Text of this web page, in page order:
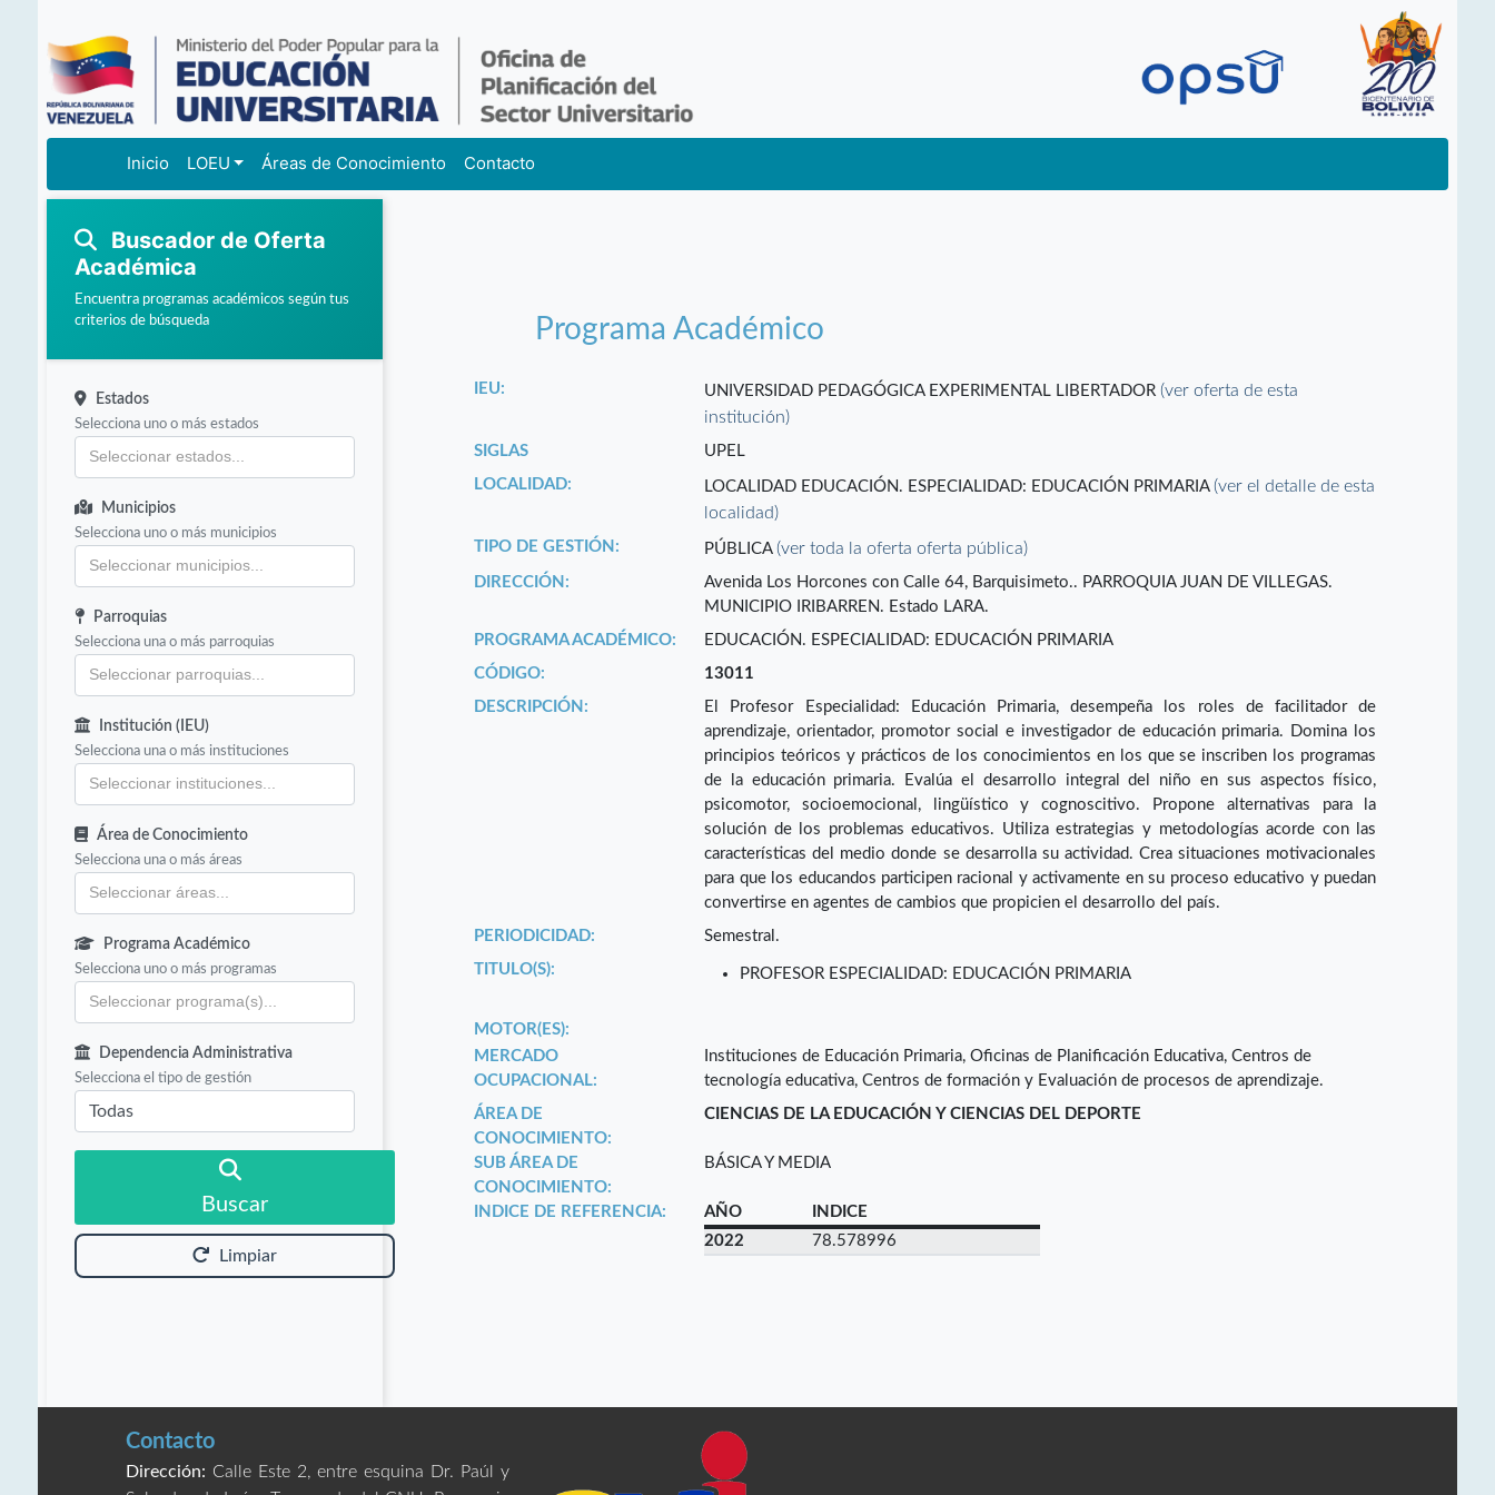
Inicio LOEU Áreas de Conocimiento Contacto
Buscador de Oferta
Académica
Encuentra programas académicos según tus
criterios de búsqueda
Estados
Selecciona uno o más estados
Municipios
Selecciona uno o más municipios
Parroquias
Selecciona una o más parroquias
Institución (IEU)
Selecciona una o más instituciones
Área de Conocimiento
Selecciona una o más áreas
Programa Académico
Selecciona uno o más programas
Dependencia Administrativa
Selecciona el tipo de gestión
Buscar
Limpiar
Programa Académico
IEU: UNIVERSIDAD PEDAGÓGICA EXPERIMENTAL LIBERTADOR(ver oferta de esta
institución)
SIGLAS
UPEL
LOCALIDAD:
LOCALIDAD EDUCACIÓN. ESPECIALIDAD: EDUCACIÓN PRIMARIA(ver el detalle de esta
localidad)
TIPO DE GESTIÓN: PÚBLICA(ver toda la oferta oferta pública)
DIRECCIÓN:
Avenida Los Horcones con Calle 64, Barquisimeto.. PARROQUIA JUAN DE VILLEGAS.
MUNICIPIO IRIBARREN. Estado LARA.
PROGRAMA ACADÉMICO:
EDUCACIÓN. ESPECIALIDAD: EDUCACIÓN PRIMARIA
CÓDIGO:
13011
DESCRIPCIÓN:
El Profesor Especialidad: Educación Primaria, desempeña los roles de facilitador de
aprendizaje, orientador, promotor social e investigador de educación primaria. Domina los
principios teóricos y prácticos de los conocimientos en los que se inscriben los programas
de la educación primaria. Evalúa el desarrollo integral del niño en sus aspectos físico,
psicomotor, socioemocional, lingüístico y cognoscitivo. Propone alternativas para la
solución de los problemas educativos. Utiliza estrategias y metodologías acorde con las
características del medio donde se desarrolla su actividad. Crea situaciones motivacionales
para que los educandos participen racional y activamente en su proceso educativo y puedan
convertirse en agentes de cambios que propicien el desarrollo del país.
PERIODICIDAD:
Semestral.
TITULO(S):
PROFESOR ESPECIALIDAD: EDUCACIÓN PRIMARIA
MOTOR(ES):
MERCADO
OCUPACIONAL:
Instituciones de Educación Primaria, Oficinas de Planificación Educativa, Centros de
tecnología educativa, Centros de formación y Evaluación de procesos de aprendizaje.
ÁREA DE
CONOCIMIENTO:
CIENCIAS DE LA EDUCACIÓN Y CIENCIAS DEL DEPORTE
SUB ÁREA DE
CONOCIMIENTO:
BÁSICA Y MEDIA
INDICE DE REFERENCIA: AÑO
INDICE
2022
78.578996
Contacto
Dirección: Calle Este 2, entre esquina Dr. Paúl y